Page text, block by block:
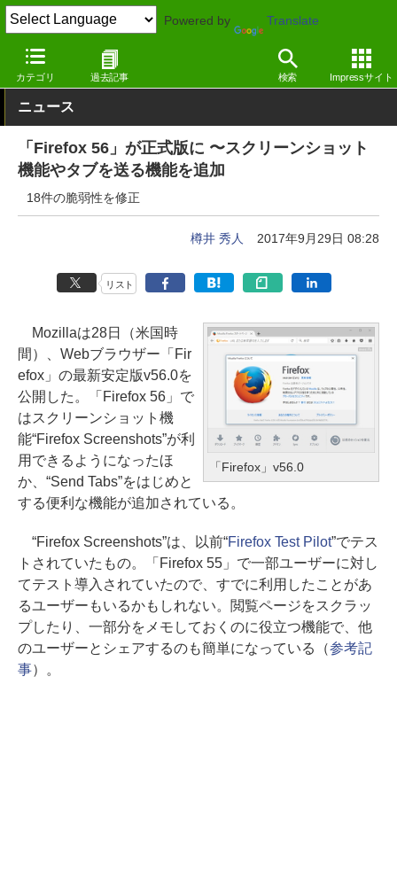
Powered by Translate
カテゴリ 過去記事 検索 Impressサイト
窓の杜 インターネット Windows
ニュース
「Firefox 56」が正式版に 〜スクリーンショット
機能やタブを送る機能を追加
18件の脆弱性を修正
樽井 秀人 2017年9月29日 08:28
リスト
「Firefox」v56.0
Mozillaは28日（米国時
間）、Webブラウザー「Fir
efox」の最新安定版v56.0を
公開した。「Firefox 56」で
はスクリーンショット機
能“Firefox Screenshots”が利
用できるようになったほ
か、“Send Tabs”をはじめと
する便利な機能が追加されている。
“Firefox Screenshots”は、以前“Firefox Test Pilot”でテス
トされていたもの。「Firefox 55」で一部ユーザーに対し
てテスト導入されていたので、すでに利用したことがあ
るユーザーもいるかもしれない。閲覧ページをスクラッ
プしたり、一部分をメモしておくのに役立つ機能で、他
のユーザーとシェアするのも簡単になっている（参考記
事）。